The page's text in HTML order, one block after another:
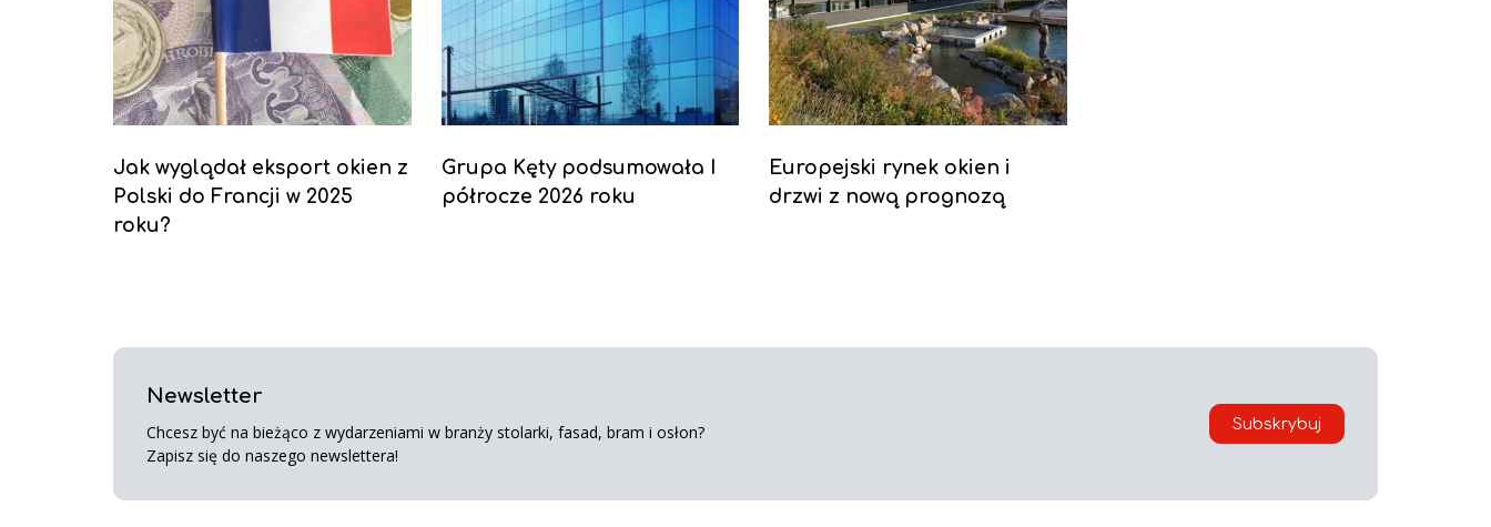
Jak wyglądał eksport okien z
Polski do Francji w 2025
roku?
Grupa Kęty podsumowała I
półrocze 2026 roku
Europejski rynek okien i
drzwi z nową prognozą
Newsletter
Chcesz być na bieżąco z wydarzeniami w branży stolarki, fasad, bram i osłon?
Zapisz się do naszego newslettera!
Subskrybuj